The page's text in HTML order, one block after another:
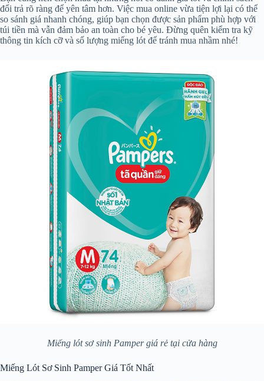
đổi trả rõ ràng để yên tâm hơn. Việc mua online vừa tiện lợi lại có thể
so sánh giá nhanh chóng, giúp bạn chọn được sản phẩm phù hợp với
túi tiền mà vẫn đảm bảo an toàn cho bé yêu. Đừng quên kiểm tra kỹ
thông tin kích cỡ và số lượng miếng lót để tránh mua nhầm nhé!
Miếng lót sơ sinh Pamper giá rẻ tại cửa hàng
Miếng Lót Sơ Sinh Pamper Giá Tốt Nhất